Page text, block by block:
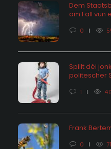
Dem
am Fall vun
0
Spillt déi
politescher
1
Frank
0